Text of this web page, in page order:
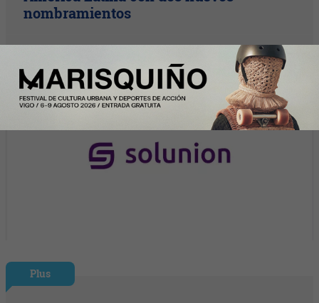
nombramientos
Plus